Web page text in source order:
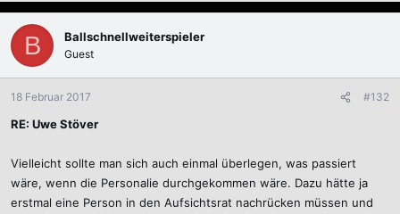
B Ballschnellweiterspieler
Guest
18 Februar 2017 #132
RE: Uwe Stöver
Vielleicht sollte man sich auch einmal überlegen, was passiert
wäre, wenn die Personalie durchgekommen wäre. Dazu hätte ja
erstmal eine Person in den Aufsichtsrat nachrücken müssen und